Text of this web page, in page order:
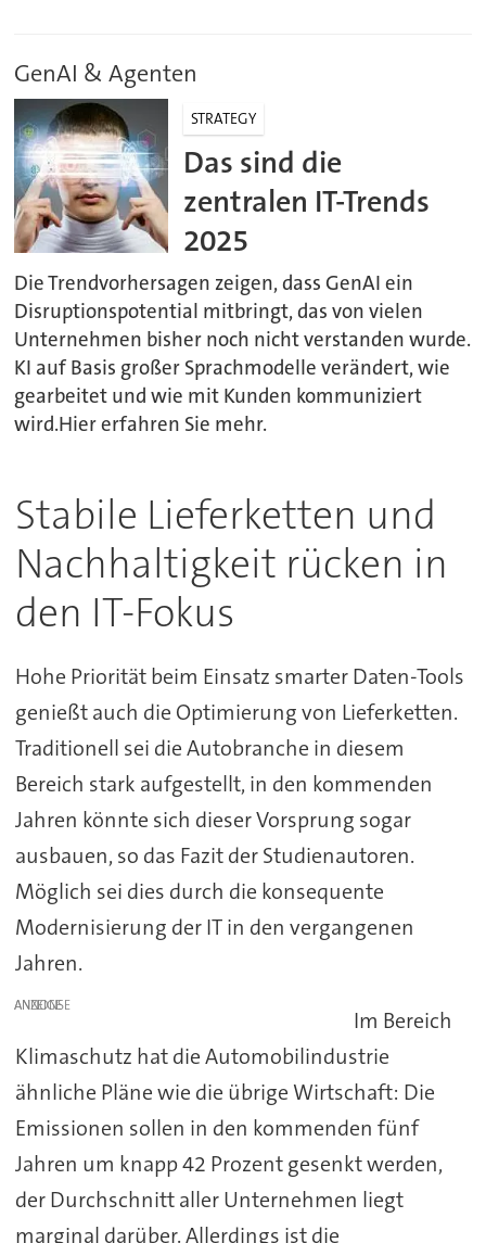
GenAI & Agenten
STRATEGY
Das sind die
zentralen IT-Trends
2025
Die Trendvorhersagen zeigen, dass GenAI ein
Disruptionspotential mitbringt, das von vielen
Unternehmen bisher noch nicht verstanden wurde.
KI auf Basis großer Sprachmodelle verändert, wie
gearbeitet und wie mit Kunden kommuniziert
wird.Hier erfahren Sie mehr.
Stabile Lieferketten und
Nachhaltigkeit rücken in
den IT-Fokus
Hohe Priorität beim Einsatz smarter Daten-Tools
genießt auch die Optimierung von Lieferketten.
Traditionell sei die Autobranche in diesem
Bereich stark aufgestellt, in den kommenden
Jahren könnte sich dieser Vorsprung sogar
ausbauen, so das Fazit der Studienautoren.
Möglich sei dies durch die konsequente
Modernisierung der IT in den vergangenen
Jahren.
ANZEIGE
Im Bereich
Klimaschutz hat die Automobilindustrie
ähnliche Pläne wie die übrige Wirtschaft: Die
Emissionen sollen in den kommenden fünf
Jahren um knapp 42 Prozent gesenkt werden,
der Durchschnitt aller Unternehmen liegt
marginal darüber. Allerdings ist die